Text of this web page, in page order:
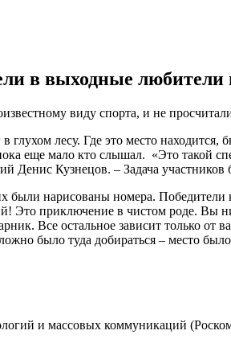
в выходные
виду спорта, и не
лесу. Где это место
еще мало кто слышал. «Это такой
Денис Кузнецов. – Задача
нарисованы номера.
приключение в чистом роде. Вы
Все остальное зависит только от
было туда добираться – место
и массовых коммуникаций